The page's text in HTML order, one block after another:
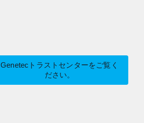
Genetecトラストセンターをご覧く
ださい。